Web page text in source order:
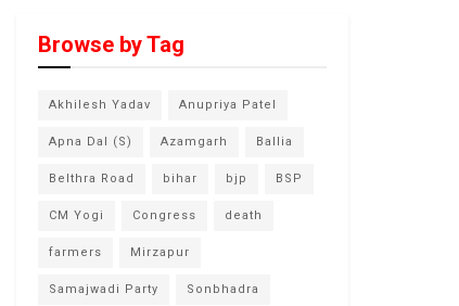
Browse by Tag
Akhilesh Yadav Anupriya Patel
Apna Dal (S) Azamgarh Ballia
Belthra Road bihar bjp BSP
CM Yogi Congress death
farmers Mirzapur
Samajwadi Party Sonbhadra